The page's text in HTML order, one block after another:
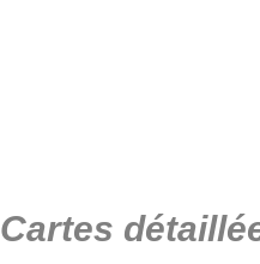
Cartes